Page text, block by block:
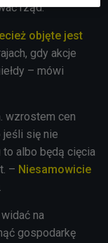
rząd.
objęte jest
gdy akcje
– mówi
wzrostem cen
jeśli się nie
to albo będą cięcia
– Niesamowicie
na
gospodarkę